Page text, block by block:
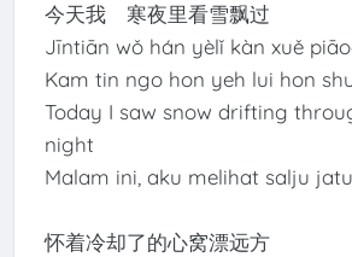
今天我 寒夜里看雪飘过
Jīntiān wǒ hán yèlǐ kàn xuě
Kam tin ngo hon yeh lui hon
Today I saw snow drifting
night
Malam ini, aku melihat salju
怀着冷却了的心窝漂远方